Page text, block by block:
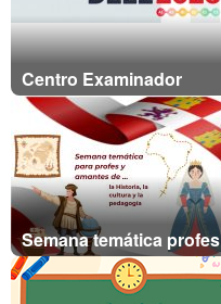
Centro Examinador
Semana temática profes